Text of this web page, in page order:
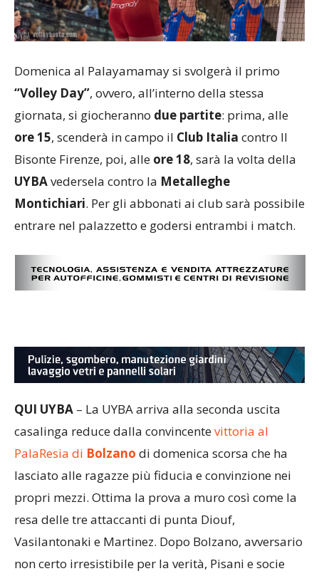
Domenica al Palayamamay si svolgerà il primo
“Volley Day”, ovvero, all’interno della stessa
giornata, si giocheranno due partite: prima, alle
ore 15, scenderà in campo il Club Italia contro Il
Bisonte Firenze, poi, alle ore 18, sarà la volta della
UYBAvedersela contro la Metalleghe
Montichiari. Per gli abbonati ai club sarà possibile
entrare nel palazzetto e godersi entrambi i match.
QUI UYBA – La UYBA arriva alla seconda uscita
casalinga reduce dalla convincentevittoria al
PalaResia di Bolzano di domenica scorsa che ha
lasciato alle ragazze più fiducia e convinzione nei
propri mezzi. Ottima la prova a muro così come la
resa delle tre attaccanti di punta Diouf,
Vasilantonaki e Martinez. Dopo Bolzano, avversario
non certo irresistibile per la verità, Pisani e socie